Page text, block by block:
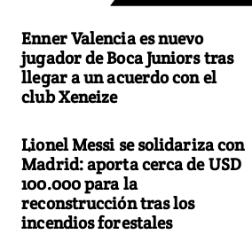
Enner Valencia es nuevo
jugador de Boca Juniors tras
llegar a un acuerdo con el
club Xeneize
Lionel Messi se solidariza con
Madrid: aporta cerca de USD
100.000 para la
reconstrucción tras los
incendios forestales